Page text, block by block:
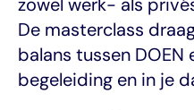
De masterclass
balans tussen DOEN
begeleiding en in je